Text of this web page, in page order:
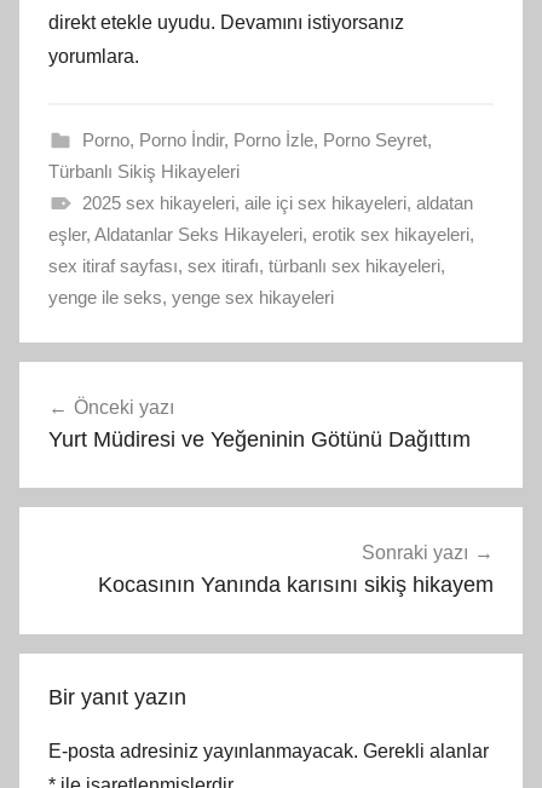
direkt etekle uyudu. Devamını istiyorsanız
yorumlara.
Porno, Porno İndir, Porno İzle, Porno Seyret,
Türbanlı Sikiş Hikayeleri
2025 sex hikayeleri, aile içi sex hikayeleri, aldatan
eşler, Aldatanlar Seks Hikayeleri, erotik sex hikayeleri,
sex itiraf sayfası, sex itirafı, türbanlı sex hikayeleri,
yenge ile seks, yenge sex hikayeleri
gezinmesi
Önceki yazı
Yurt Müdiresi ve Yeğeninin Götünü Dağıttım
Sonraki yazı
Kocasının Yanında karısını sikiş hikayem
Bir yanıt yazın
E-posta adresiniz yayınlanmayacak. Gerekli alanlar